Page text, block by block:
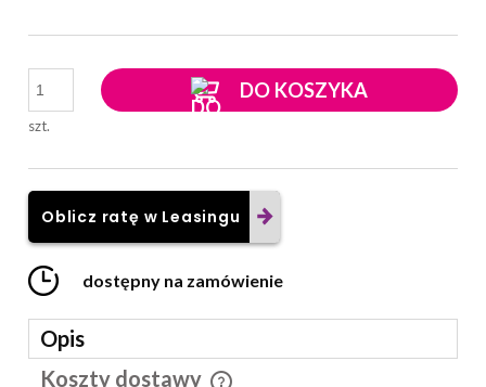
szt.
DO KOSZYKA
Oblicz ratę w Leasingu
dostępny na zamówienie
Opis
Koszty dostawy